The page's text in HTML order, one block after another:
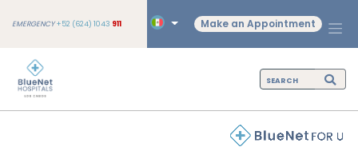
EMERGENCY+52 (624) 1043 911 Make an Appointment